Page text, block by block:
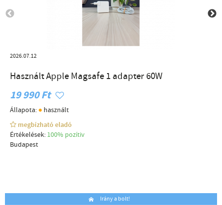
2026.07.12
Használt Apple Magsafe 1 adapter 60W
19 990 Ft
Állapota: ● használt
megbízható eladó
Értékelések: 100% pozítiv
Budapest
Irány a bolt!